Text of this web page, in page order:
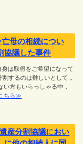
母の相続につい
協議した事件
は取得をご希望になって
するのは難しいとして，
方もいらっしゃる中，
ちら≫
分割協議におい